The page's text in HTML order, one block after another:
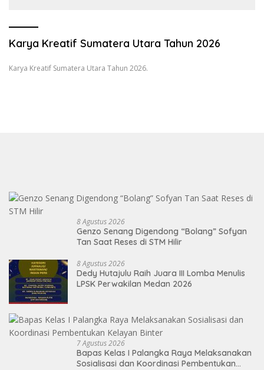
Karya Kreatif Sumatera Utara Tahun 2026
Karya Kreatif Sumatera Utara Tahun 2026.
8 Agustus 2026
Genzo Senang Digendong “Bolang” Sofyan
Tan Saat Reses di STM Hilir
8 Agustus 2026
Dedy Hutajulu Raih Juara III Lomba Menulis
LPSK Perwakilan Medan 2026
7 Agustus 2026
Bapas Kelas I Palangka Raya Melaksanakan
Sosialisasi dan Koordinasi Pembentukan